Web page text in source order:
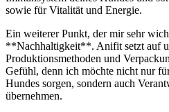
sowie für ⁢Vitalität und Energie.
Ein weiterer Punkt, ⁣der mir sehr
**Nachhaltigkeit**. Anifit⁤ setzt auf
Produktionsmethoden und
Gefühl, denn ich möchte nicht nur
Hundes sorgen, sondern auch
übernehmen.